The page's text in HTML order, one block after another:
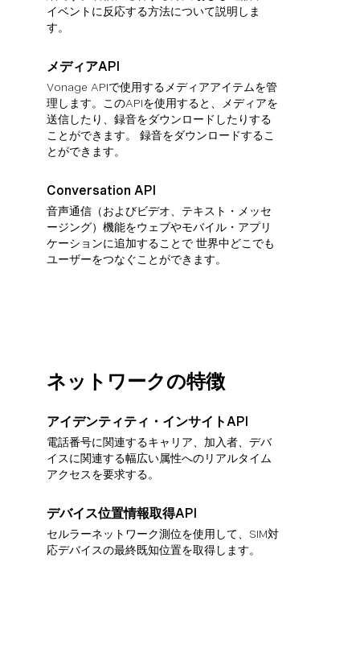
イベントに反応する方法について説明しま
す。
メディアAPI
Vonage APIで使用するメディアアイテムを管
理します。このAPIを使用すると、メディアを
送信したり、録音をダウンロードしたりする
ことができます。 録音をダウンロードするこ
とができます。
Conversation API
音声通信（およびビデオ、テキスト・メッセ
ージング）機能をウェブやモバイル・アプリ
ケーションに追加することで 世界中どこでも
ユーザーをつなぐことができます。
ネットワークの特徴
アイデンティティ・インサイトAPI
電話番号に関連するキャリア、加入者、デバ
イスに関連する幅広い属性へのリアルタイム
アクセスを要求する。
デバイス位置情報取得API
セルラーネットワーク測位を使用して、SIM対
応デバイスの最終既知位置を取得します。